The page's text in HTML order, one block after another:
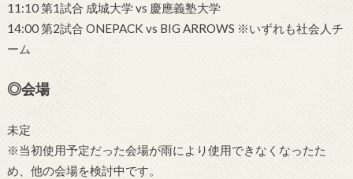
11:10 第1試合 成城大学 vs 慶應義塾大学
14:00 第2試合 ONEPACK vs BIG ARROWS ※いずれも社会人チ
ーム
◎会場
未定
※当初使用予定だった会場が雨により使用できなくなったた
め、他の会場を検討中です。